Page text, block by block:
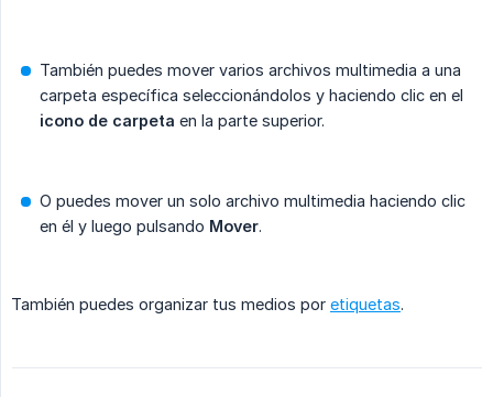
También puedes mover varios archivos multimedia a una
carpeta específica seleccionándolos y haciendo clic en el
icono de carpeta en la parte superior.
O puedes mover un solo archivo multimedia haciendo clic
en él y luego pulsando Mover.
También puedes organizar tus medios por etiquetas.